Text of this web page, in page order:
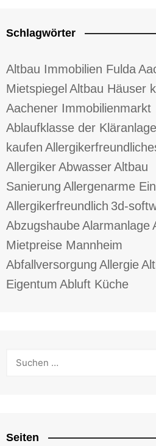
Schlagwörter
Altbau Immobilien Fulda
Mietspiegel Altbau Häuser
Aachener Immobilienmarkt
Ablaufklasse der Kläranlage
kaufen
AllergikerAbwasserAltbau
Sanierung Allergenarme
Allergikerfreundlich 3d-
AbzugshaubeAlarmanlage
Mietpreise Mannheim
Abfallversorgung Allergie
Eigentum Abluft Küche
Seiten